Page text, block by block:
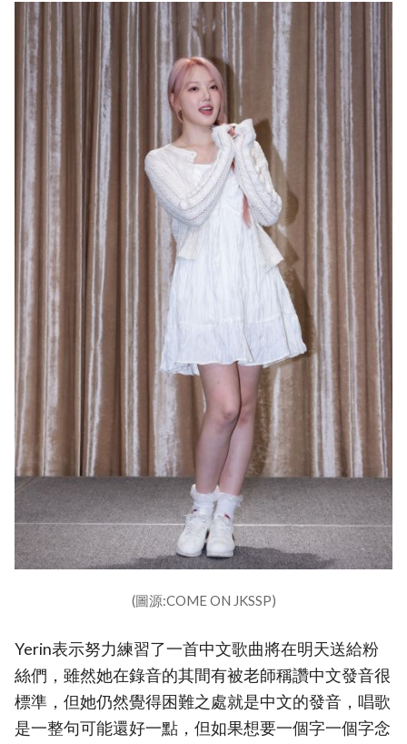
(圖源:COME ON JKSSP)
Yerin表示努力練習了一首中文歌曲將在明天送給粉
絲們，雖然她在錄音的其間有被老師稱讚中文發音很
標準，但她仍然覺得困難之處就是中文的發音，唱歌
是一整句可能還好一點，但如果想要一個字一個字念